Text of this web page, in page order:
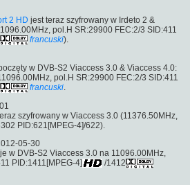
2 HD jest teraz szyfrowany w Irdeto 2 &
pol.H SR:29900 FEC:2/3 SID:411
francuski).
w DVB-S2 Viaccess 3.0 & Viaccess 4.0:
pol.H SR:29900 FEC:2/3 SID:411
francuski.
szyfrowany w Viaccess 3.0 (11376.50MHz,
PID:621[MPEG-4]/622).
05-30
w DVB-S2 Viaccess 3.0 na 11096.00MHz,
PID:1411[MPEG-4]
/1412